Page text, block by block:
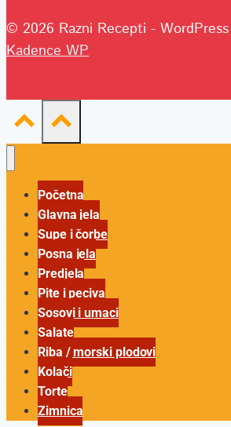
© 2026 Razni Recepti -
Kadence WP
Početna
Glavna jela
Supe i čorbe
Posna jela
Predjela
Pite i peciva
Sosovi i umaci
Salate
Riba / morski plodovi
Kolači
Torte
Zimnica